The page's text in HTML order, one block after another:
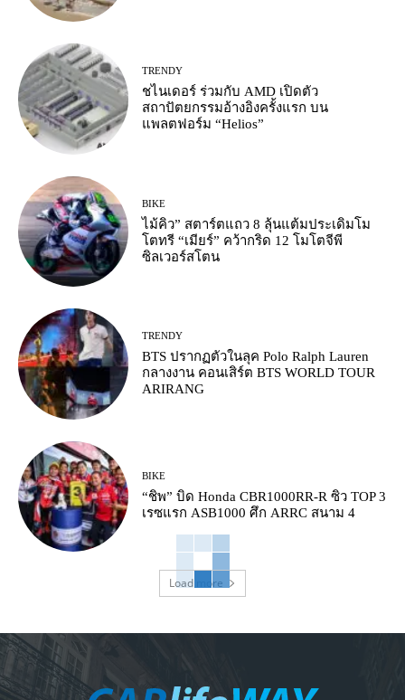
TRENDY
ชไนเดอร์ ร่วมกับ AMD เปิดตัว
สถาปัตยกรรมอ้างอิงครั้งแรก บน
แพลตฟอร์ม “Helios”
BIKE
ไม้คิว” สตาร์ตแถว 8 ลุ้นแต้มประเดิมโม
โตทรี “เมียร์” คว้ากริด 12 โมโตจีพี
ซิลเวอร์สโตน
TRENDY
BTS ปรากฏตัวในลุค Polo Ralph Lauren
กลางงาน คอนเสิร์ต BTS WORLD TOUR
ARIRANG
BIKE
“ชิพ” บิด Honda CBR1000RR-R ซิว TOP 3
เรซแรก ASB1000 ศึก ARRC สนาม 4
Load more